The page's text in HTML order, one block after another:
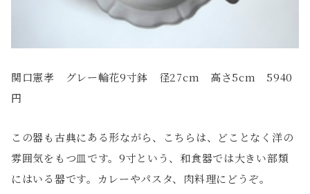
関口憲孝 グレー輪花9寸鉢 径27cm 高さ5cm 5940
円
この器も古典にある形ながら、こちらは、どことなく洋の
雰囲気をもつ皿です。9寸という、和食器では大きい部類
にはいる器です。カレーやパスタ、肉料理にどうぞ。